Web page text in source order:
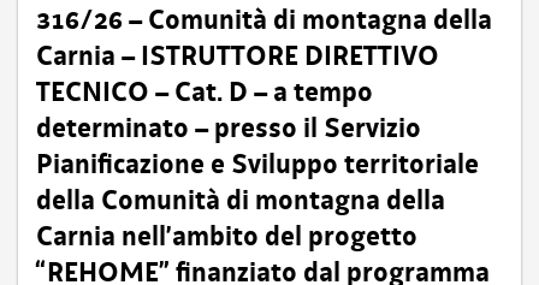
316/26 – Comunità di montagna della
Carnia – ISTRUTTORE DIRETTIVO
TECNICO – Cat. D – a tempo
determinato – presso il Servizio
Pianificazione e Sviluppo territoriale
della Comunità di montagna della
Carnia nell’ambito del progetto
“REHOME” finanziato dal programma